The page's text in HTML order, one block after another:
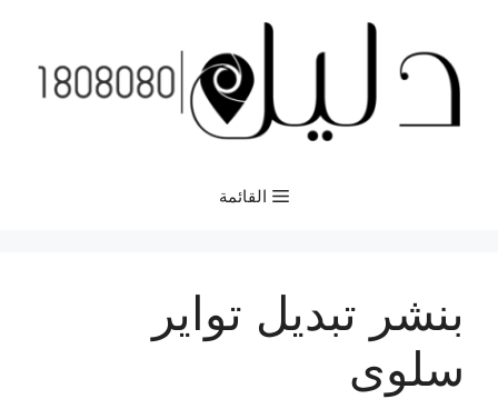
المحتوى
القائمة
بنشر تبديل تواير
سلوى